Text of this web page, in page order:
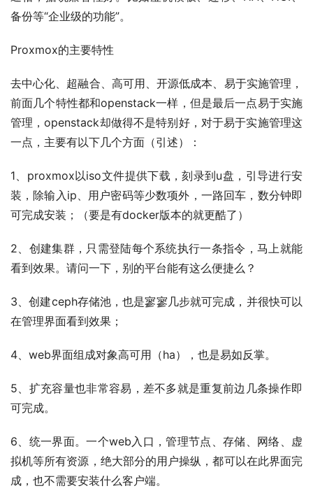
备份等“企业级的功能”。
Proxmox的主要特性
去中心化、超融合、高可用、开源低成本、易于实施管理，
前面几个特性都和openstack一样，但是最后一点易于实施
管理，openstack却做得不是特别好，对于易于实施管理这
一点，主要有以下几个方面（引述）：
1、proxmox以iso文件提供下载，刻录到u盘，引导进行安
装，除输入ip、用户密码等少数项外，一路回车，数分钟即
可完成安装；（要是有docker版本的就更酷了）
2、创建集群，只需登陆每个系统执行一条指令，马上就能
看到效果。请问一下，别的平台能有这么便捷么？
3、创建ceph存储池，也是寥寥几步就可完成，并很快可以
在管理界面看到效果；
4、web界面组成对象高可用（ha），也是易如反掌。
5、扩充容量也非常容易，差不多就是重复前边几条操作即
可完成。
6、统一界面。一个web入口，管理节点、存储、网络、虚
拟机等所有资源，绝大部分的用户操纵，都可以在此界面完
成，也不需要安装什么客户端。